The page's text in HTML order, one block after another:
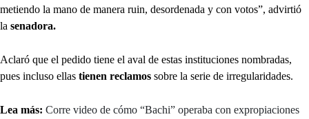
metiendo la mano de manera ruin, desordenada y con votos”, advirtió
la senadora.
Aclaró que el pedido tiene el aval de estas instituciones nombradas,
pues incluso ellas tienen reclamos sobre la serie de irregularidades.
Lea más: Corre video de cómo “Bachi” operaba con expropiaciones